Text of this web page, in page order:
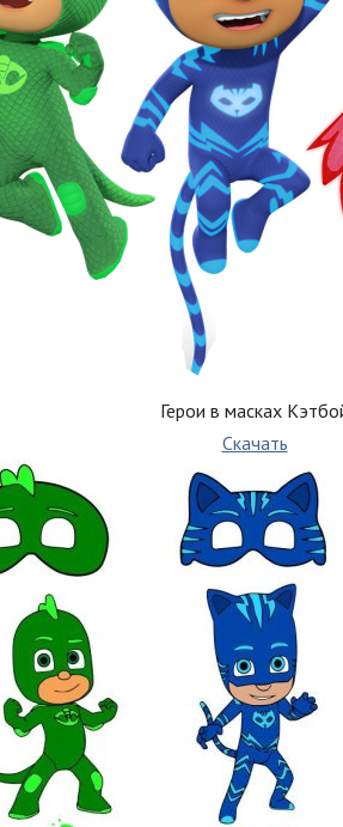
Герои в масках
Скачать